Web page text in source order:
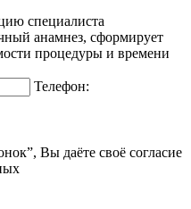
специалиста
анамнез, сформирует
процедуры и времени
Телефон:
Вы даёте своё согласие